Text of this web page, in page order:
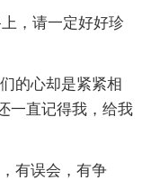
，请一定好好珍
的心却是紧紧相
一直记得我，给我
有误会，有争